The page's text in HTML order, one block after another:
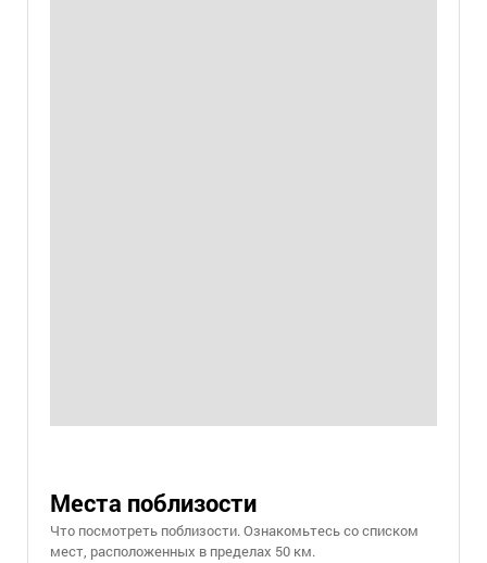
Места поблизости
Что посмотреть поблизости. Ознакомьтесь со списком
мест, расположенных в пределах 50 км.